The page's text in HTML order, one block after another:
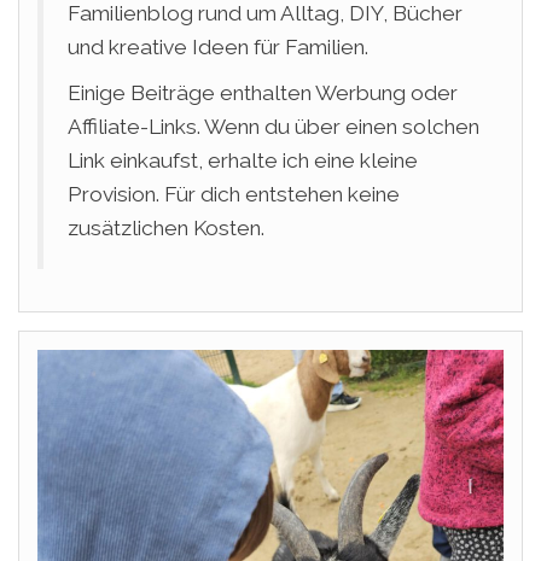
Familienblog rund um Alltag, DIY, Bücher
und kreative Ideen für Familien.
Einige Beiträge enthalten Werbung oder
Affiliate-Links. Wenn du über einen solchen
Link einkaufst, erhalte ich eine kleine
Provision. Für dich entstehen keine
zusätzlichen Kosten.